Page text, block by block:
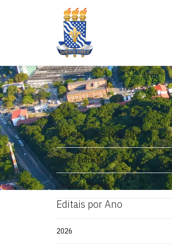
Categorias de Editais
Todos Editais
Chamada Interna
Editais por Ano
2026